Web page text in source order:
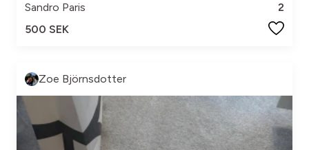
Sandro Paris
2
500 SEK
Zoe Björnsdotter